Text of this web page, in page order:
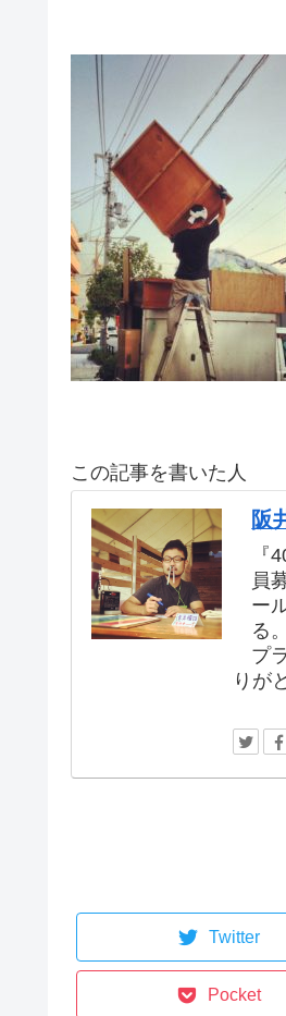
この記事を書いた人
阪
『
員
ー
る
プ
りが
Twitter
Pocket